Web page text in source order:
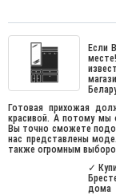
Если
Готовая прихожая
красивой. А потому мы
Вы точно сможете
нас представлены
также огромным
✓
дома